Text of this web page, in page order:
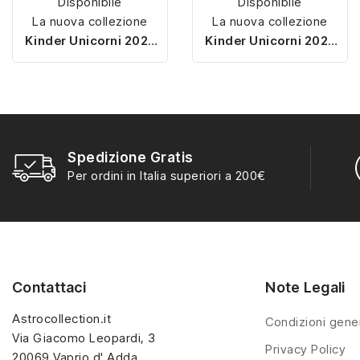
La nuova collezione
Kinder Unicorni 2025
porta la magia negli
unicorno colorato e
collezionare e giocare.
Con oltre 10 modelli
singoli e multipack.
La nuova collezione
Kinder Unicorni 2025
porta la magia negli
unicorno colorato e
Con oltre 10 modelli
diversi, questa serie
singoli e multipack.
Spedizione Gratis
Per ordini in Italia superiori a 200€
Contattaci
Astrocollection.it
Via Giacomo Leopardi, 3
20069 Vaprio d' Adda
Note Legali
Condizioni
Privacy Policy